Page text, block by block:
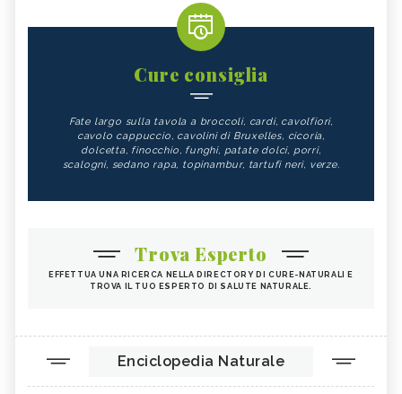
Cure consiglia
Fate largo sulla tavola a broccoli, cardi, cavolfiori,
cavolo cappuccio, cavolini di Bruxelles, cicoria,
dolcetta, finocchio, funghi, patate dolci, porri,
scalogni, sedano rapa, topinambur, tartufi neri, verze.
Trova Esperto
EFFETTUA UNA RICERCA NELLA DIRECTORY DI CURE-NATURALI E
TROVA IL TUO ESPERTO DI SALUTE NATURALE.
Enciclopedia Naturale